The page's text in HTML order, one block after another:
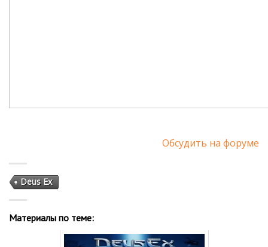
Обсудить на форуме
Deus Ex
Материалы по теме: